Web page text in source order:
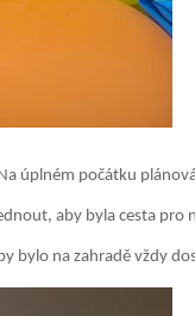
úplném počátku
aby byla cesta
na zahradě vždy